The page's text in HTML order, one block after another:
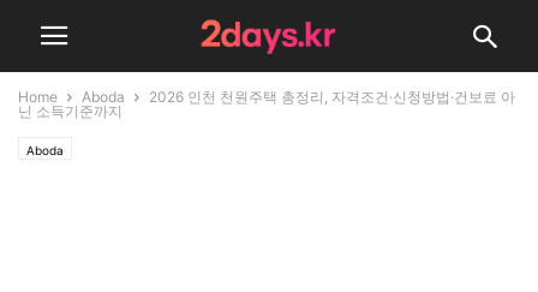
Home Aboda
2026 인천 천원주택 총정리, 자격조건·신청방법·건보료 아
닌 소득기준까지
Aboda